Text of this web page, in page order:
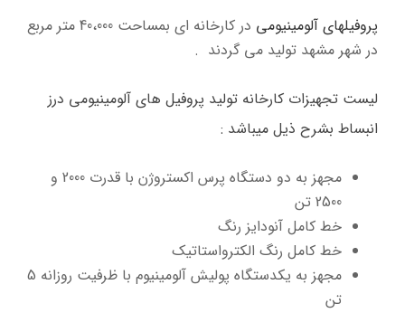
پروفیلهای آلومینیومی
در کارخانه ای بمساحت 40،000 متر مربع
در شهر مشهد تولید می گردند .
لیست تجهیزات کارخانه تولید پروفیل های آلومینیومی درز
انبساط بشرح ذیل میباشد :
مجهز به دو دستگاه پرس اکستروژن با قدرت 2000 و
2500 تن
خط کامل آنودایز رنگ
خط کامل رنگ الکترواستاتیک
مجهز به یکدستگاه پولیش آلومینیوم با ظرفیت روزانه 5
تن